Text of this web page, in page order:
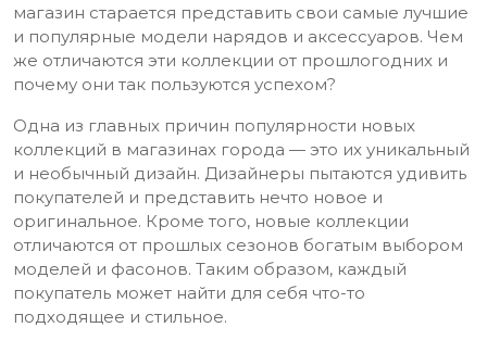
магазин старается представить свои самые лучшие
и популярные модели нарядов и аксессуаров. Чем
же отличаются эти коллекции от прошлогодних и
почему они так пользуются успехом?
Одна из главных причин популярности новых
коллекций в магазинах города — это их уникальный
и необычный дизайн. Дизайнеры пытаются удивить
покупателей и представить нечто новое и
оригинальное. Кроме того, новые коллекции
отличаются от прошлых сезонов богатым выбором
моделей и фасонов. Таким образом, каждый
покупатель может найти для себя что-то
подходящее и стильное.